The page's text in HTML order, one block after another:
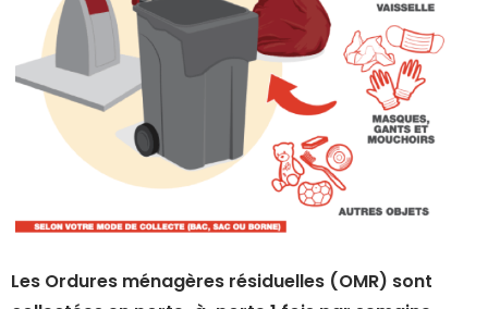
Les Ordures ménagères résiduelles (OMR) sont